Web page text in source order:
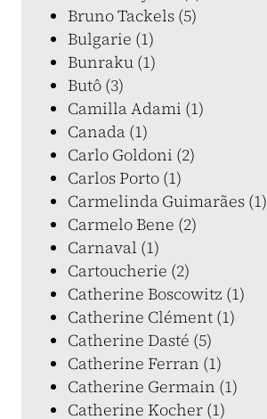
Bruno Tackels (5)
Bulgarie (1)
Bunraku (1)
Butô (3)
Camilla Adami (1)
Canada (1)
Carlo Goldoni (2)
Carlos Porto (1)
Carmelinda Guimarães (1)
Carmelo Bene (2)
Carnaval (1)
Cartoucherie (2)
Catherine Boscowitz (1)
Catherine Clément (1)
Catherine Dasté (5)
Catherine Ferran (1)
Catherine Germain (1)
Catherine Kocher (1)